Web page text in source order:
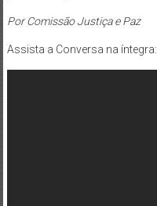
Por Comissão Justiça e Paz
Assista a Conversa na íntegra: